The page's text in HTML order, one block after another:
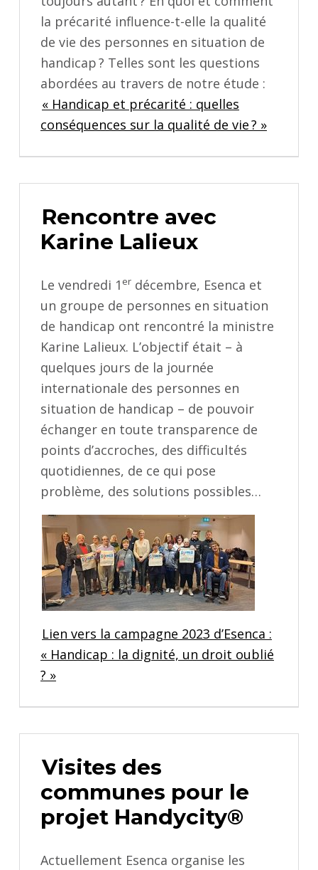
la précarité influence-t-elle la qualité
de vie des personnes en situation de
handicap ? Telles sont les questions
abordées au travers de notre étude :
« Handicap et précarité : quelles
conséquences sur la qualité de vie ? »
Rencontre avec
Karine Lalieux
Le vendredi 1 erdécembre, Esenca et
un groupe de personnes en situation
de handicap ont rencontré la ministre
Karine Lalieux. L’objectif était – à
quelques jours de la journée
internationale des personnes en
situation de handicap – de pouvoir
échanger en toute transparence de
points d’accroches, des difficultés
quotidiennes, de ce qui pose
problème, des solutions possibles…
Lien vers la campagne 2023 d’Esenca :
« Handicap : la dignité, un droit oublié
? »
Visites des
communes pour le
projet Handycity®
Actuellement Esenca organise les